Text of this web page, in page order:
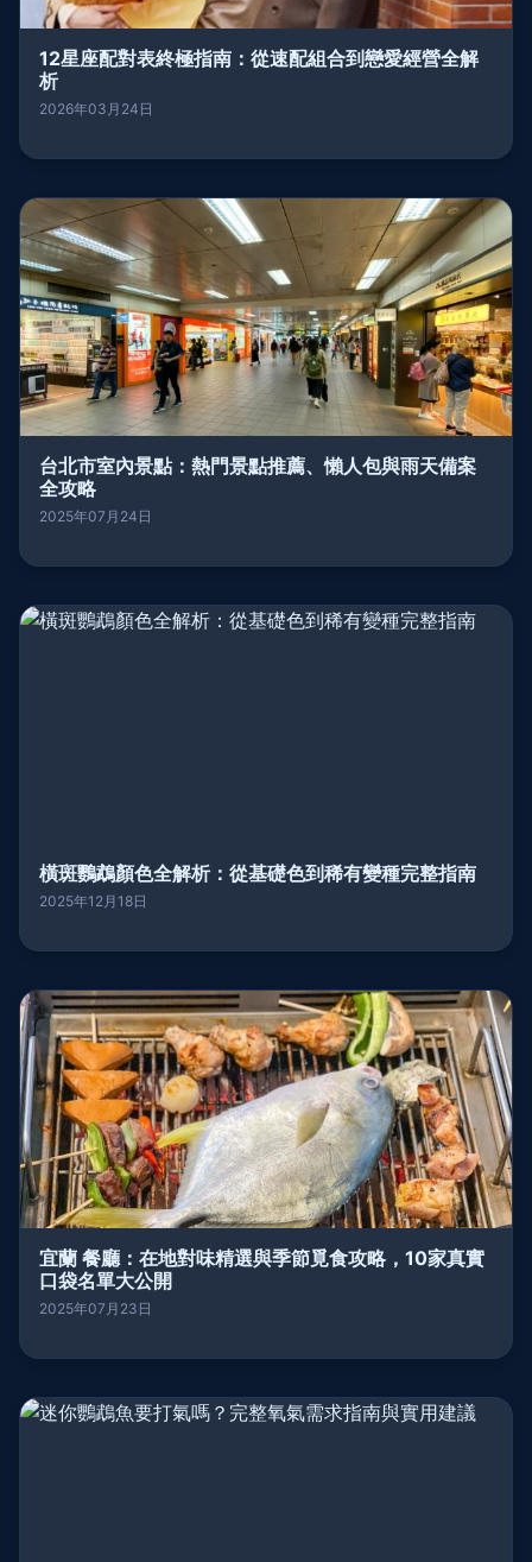
12星座配對表終極指南：從速配組合到戀愛經營全解
析
2026年03月24日
台北市室內景點：熱門景點推薦、懶人包與雨天備案
全攻略
2025年07月24日
橫斑鸚鵡顏色全解析：從基礎色到稀有變種完整指南
2025年12月18日
宜蘭 餐廳：在地對味精選與季節覓食攻略，10家真實
口袋名單大公開
2025年07月23日